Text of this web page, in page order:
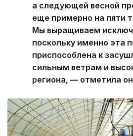
а следующей весной
еще примерно на пяти
Мы выращиваем
поскольку именно эта
приспособлена к
сильным ветрам и
региона, — отметила